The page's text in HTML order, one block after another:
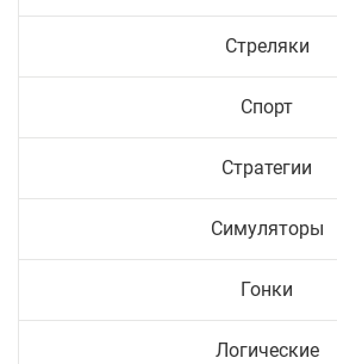
Стреляки
Спорт
Стратегии
Симуляторы
Гонки
Логические